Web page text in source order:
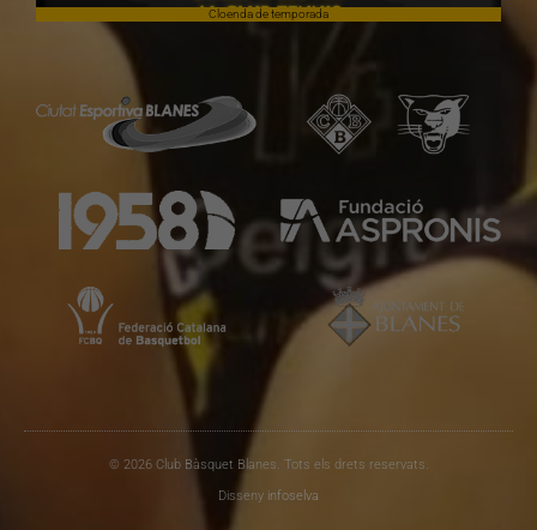
Cloenda de temporada
© 2026 Club Bàsquet Blanes. Tots els drets reservats.
Disseny infoselva